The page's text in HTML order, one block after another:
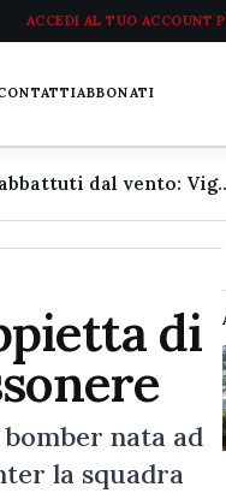
ACCEDI AL TUO ACCOUNT
ABBONATI
Tromba d'aria nella valle del Volturno, decine
di
nata ad
la squadra